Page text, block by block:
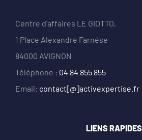
Centre d’affaires LE GIOTTO,
1 Place Alexandre Farnése
84000 AVIGNON
Téléphone : 04 84 855 855
Email: contact[@]activexpertise.fr
LIENS RAPIDES